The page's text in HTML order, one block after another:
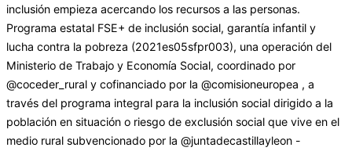
inclusión empieza acercando los recursos a las personas.
Programa estatal FSE+ de inclusión social, garantía infantil y
lucha contra la pobreza (2021es05sfpr003), una operación del
Ministerio de Trabajo y Economía Social, coordinado por
@coceder_rural y cofinanciado por la @comisioneuropea , a
través del programa integral para la inclusión social dirigido a la
población en situación o riesgo de exclusión social que vive en el
medio rural subvencionado por la @juntadecastillayleon -